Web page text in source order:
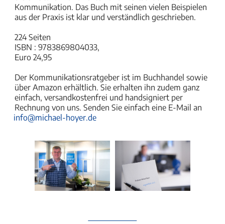
Kommunikation. Das Buch mit seinen vielen Beispielen
aus der Praxis ist klar und verständlich geschrieben.
224 Seiten
ISBN : 9783869804033,
Euro 24,95
Der Kommunikationsratgeber ist im Buchhandel sowie
über Amazon erhältlich. Sie erhalten ihn zudem ganz
einfach, versandkostenfrei und handsigniert per
Rechnung von uns. Senden Sie einfach eine E-Mail an
info@michael-hoyer.de